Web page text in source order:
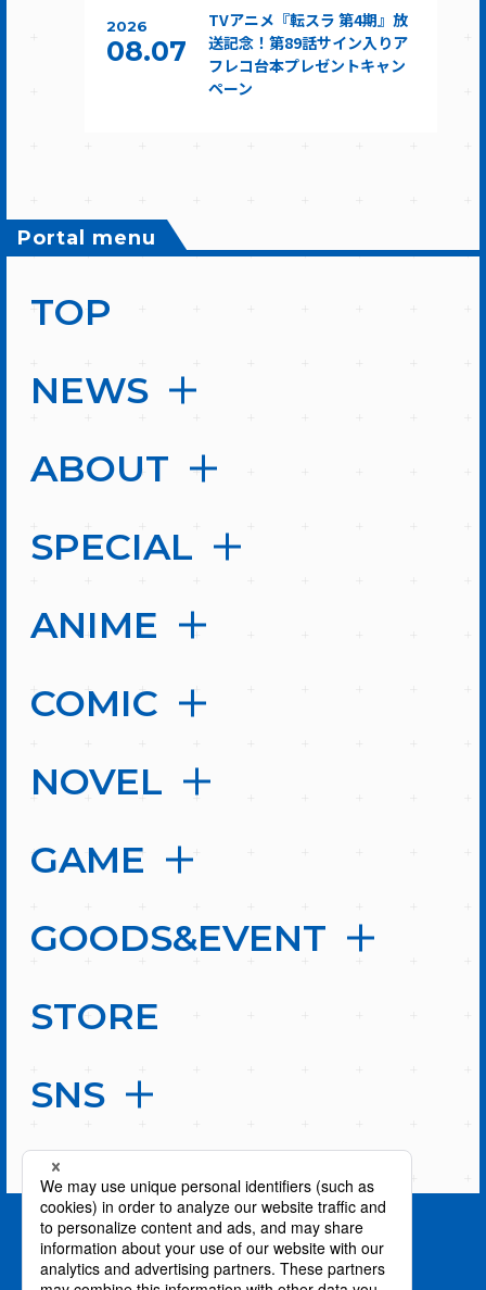
2026
08.07
TVアニメ『転スラ 第4期』放
送記念！第89話サイン入りア
フレコ台本プレゼントキャン
ペーン
Portal menu
TOP
NEWS
ABOUT
SPECIAL
ANIME
COMIC
NOVEL
GAME
GOODS&EVENT
STORE
SNS
PAGE TOP